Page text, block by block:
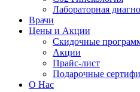
Лабораторная
Врачи
Цены и Акции
Скидочные
Акции
Прайс-лист
Подарочные
О Нас